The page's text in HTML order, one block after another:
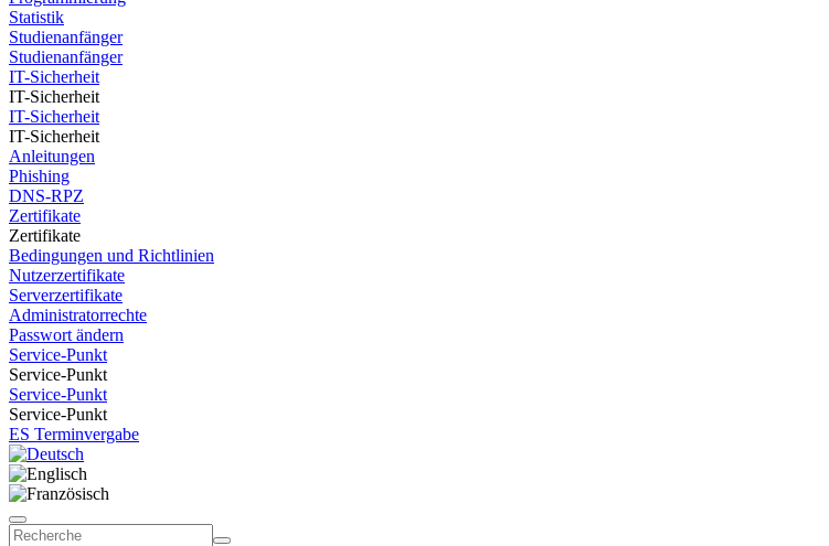
Statistik
Studienanfänger
Studienanfänger
IT-Sicherheit
IT-Sicherheit
IT-Sicherheit
IT-Sicherheit
Anleitungen
Phishing
DNS-RPZ
Zertifikate
Zertifikate
Bedingungen und Richtlinien
Nutzerzertifikate
Serverzertifikate
Administratorrechte
Passwort ändern
Service-Punkt
Service-Punkt
Service-Punkt
Service-Punkt
ES Terminvergabe